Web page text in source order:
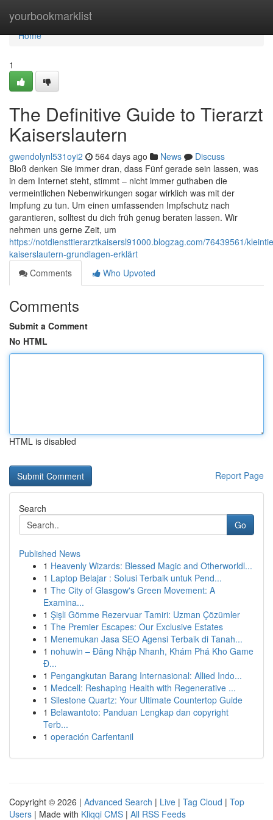
yourbookmarklist
Home
Home
1
The Definitive Guide to Tierarzt
Kaiserslautern
gwendolynl531oyi2 564 days ago News
Discuss
Bloß denken Sie immer dran, dass Fünf gerade sein lassen, was
in dem Internet steht, stimmt – nicht immer guthaben die
vermeintlichen Nebenwirkungen sogar wirklich was mit der
Impfung zu tun. Um einen umfassenden Impfschutz nach
garantieren, solltest du dich früh genug beraten lassen. Wir
nehmen uns gerne Zeit, um
https://notdiensttierarztkaisersl91000.blogzag.com/76439561/
kaiserslautern-grundlagen-erklärt
Comments
Who Upvoted
Comments
Submit a Comment
No HTML
HTML is disabled
Report Page
Search
Go
Published News
1 Heavenly Wizards: Blessed Magic and Otherworldl...
1 Laptop Belajar : Solusi Terbaik untuk Pend...
1 The City of Glasgow's Green Movement: A
Examina...
1 Şişli Gömme Rezervuar Tamiri: Uzman Çözümler
1 The Premier Escapes: Our Exclusive Estates
1 Menemukan Jasa SEO Agensi Terbaik di Tanah...
1 nohuwin – Đăng Nhập Nhanh, Khám Phá Kho Game
Đ...
1 Pengangkutan Barang Internasional: Allied Indo...
1 Medcell: Reshaping Health with Regenerative ...
1 Silestone Quartz: Your Ultimate Countertop Guide
1 Belawantoto: Panduan Lengkap dan copyright
Terb...
1 operación Carfentanil
Copyright © 2026 | Advanced Search | Live | Tag Cloud | Top
Users | Made with Kliqqi CMS | All RSS Feeds